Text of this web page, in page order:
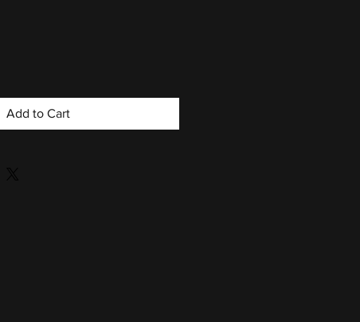
Add to Cart